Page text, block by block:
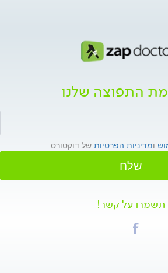
התפוצה שלנו
ומדיניות הפרטיות של דוקטורס
שלח
תשמרו על קשר!